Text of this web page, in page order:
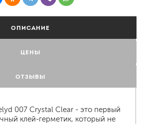
ОПИСАНИЕ
ЦЕНЫ
ОТЗЫВЫ
007 Crystal Clear - это первый
клей-герметик, который не